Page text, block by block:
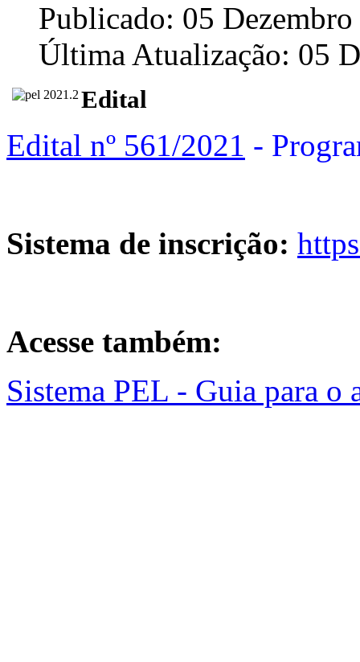
Publicado: 05
Última Atualização: 05
Edital
Edital nº 561/2021 -
Sistema de inscrição:
Acesse também:
Sistema PEL - Guia para o